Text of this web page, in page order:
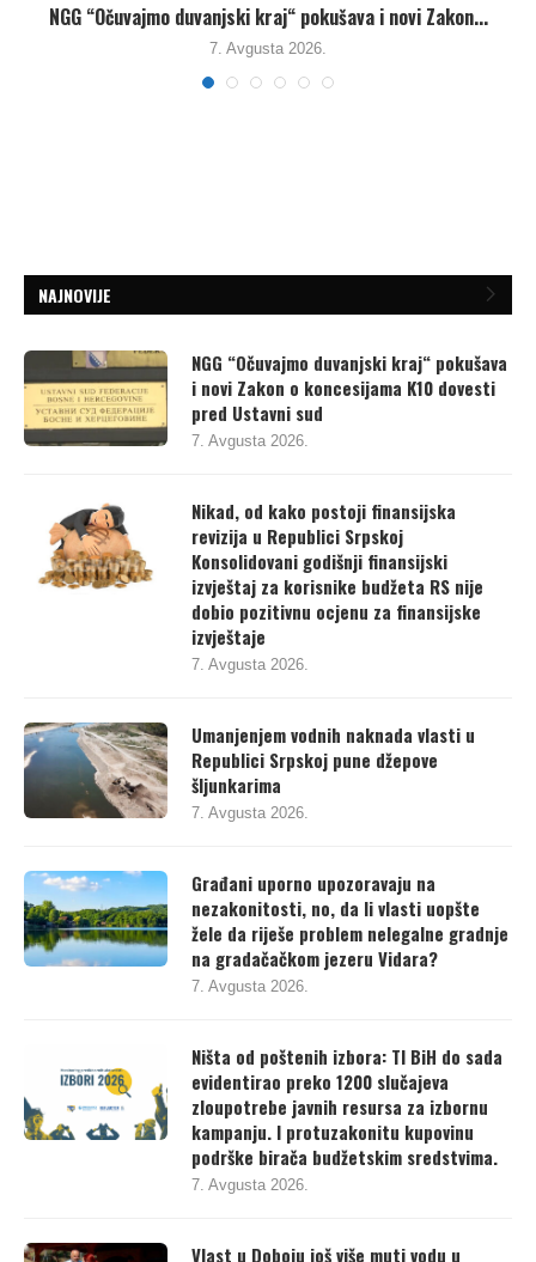
Umanjenjem vodnih naknada vlasti u Republici Srpskoj
pune...
7. Avgusta 2026.
NAJNOVIJE
NGG “Očuvajmo duvanjski kraj“ pokušava
i novi Zakon o koncesijama K10 dovesti
pred Ustavni sud
7. Avgusta 2026.
Nikad, od kako postoji finansijska
revizija u Republici Srpskoj
Konsolidovani godišnji finansijski
izvještaj za korisnike budžeta RS nije
dobio pozitivnu ocjenu za finansijske
izvještaje
7. Avgusta 2026.
Umanjenjem vodnih naknada vlasti u
Republici Srpskoj pune džepove
šljunkarima
7. Avgusta 2026.
Građani uporno upozoravaju na
nezakonitosti, no, da li vlasti uopšte
žele da riješe problem nelegalne gradnje
na gradačačkom jezeru Vidara?
7. Avgusta 2026.
Ništa od poštenih izbora: TI BiH do sada
evidentirao preko 1200 slučajeva
zloupotrebe javnih resursa za izbornu
kampanju. I protuzakonitu kupovinu
podrške birača budžetskim sredstvima.
7. Avgusta 2026.